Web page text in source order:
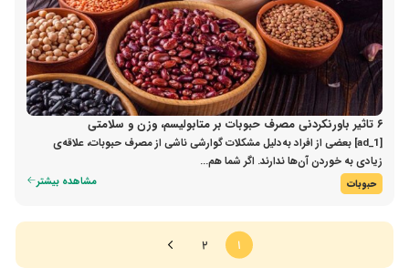
۶ تاثیر باورنکردنی مصرف حبوبات بر متابولیسم، وزن و سلامتی
[ad_1] بعضی از افراد به‌دلیل مشکلات گوارشی ناشی از مصرف حبوبات، علاقه‌ی
زیادی به خوردن آن‌ها ندارند. اگر شما هم...
حبوبات مشاهده بیشتر
1
2